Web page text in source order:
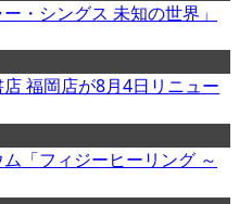
・シングス 未知の世界」
福岡店が8月4日リニュー
「フィジーヒーリング ～